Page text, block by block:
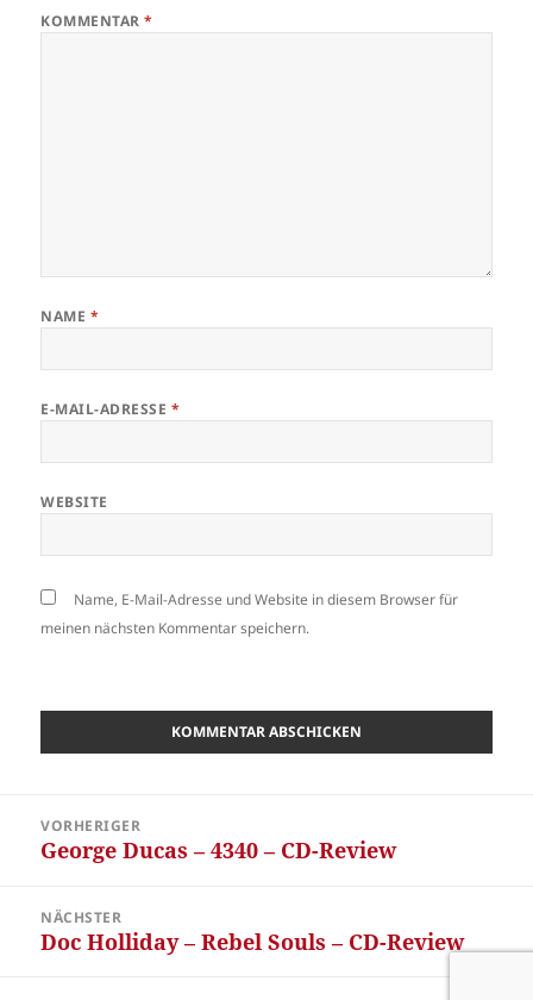
KOMMENTAR*
NAME *
E-MAIL-ADRESSE *
WEBSITE
Name, E-Mail-Adresse und Website in diesem Browser für
meinen nächsten Kommentar speichern.
VORHERIGER
Vorheriger
George Ducas – 4340 – CD-Review
NÄCHSTER
Nächster
Doc Holliday – Rebel Souls – CD-Review